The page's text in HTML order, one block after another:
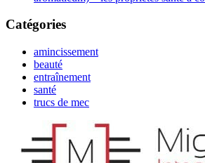
Catégories
amincissement
beauté
entraînement
santé
trucs de mec